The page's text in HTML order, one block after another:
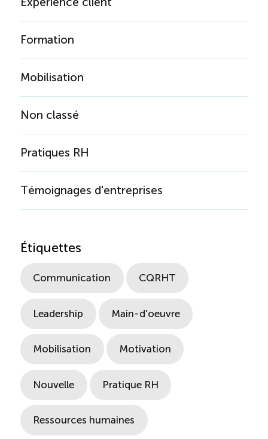
Formation
Mobilisation
Non classé
Pratiques RH
Témoignages d'entreprises
Étiquettes
Communication CQRHT
Leadership Main-d'oeuvre
Mobilisation Motivation
Nouvelle Pratique RH
Ressources humaines